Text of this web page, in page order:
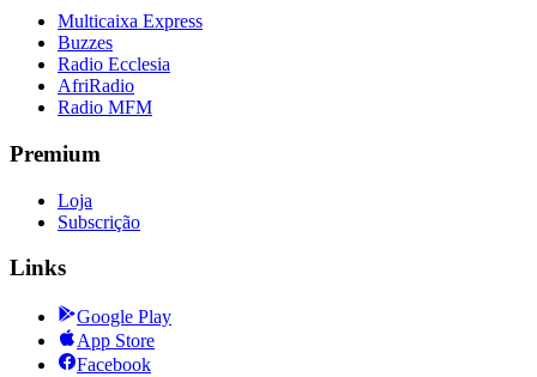
Multicaixa Express
Buzzes
Radio Ecclesia
AfriRadio
Radio MFM
Premium
Loja
Subscrição
Links
Google Play
App Store
Facebook